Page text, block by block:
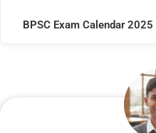
BPSC Exam Calendar